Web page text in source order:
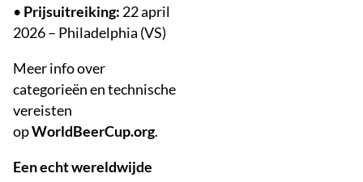
• Prijsuitreiking: 22 april
2026 – Philadelphia (VS)
Meer info over
categorieën en technische
vereisten
opWorldBeerCup.org.
Een echt wereldwijde